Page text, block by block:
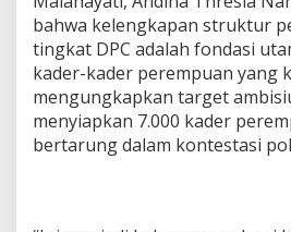
t
i
k
bahwa kelengkapan struktur
tingkat DPC adalah fondasi
kader-kader perempuan yang
mengungkapkan target
menyiapkan 7.000 kader
bertarung dalam kontestasi